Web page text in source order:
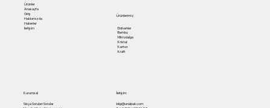
Ürünlerimiz
Eldivenler
Bambu
Mikrodalga
Kristal
Karton
Kraft
Ürünler
Anasayfa
Giriş
Hakkımızda
Haberler
İletişim
Kurumsal
Sıkça Sorulan Sorular
İletişim
bilgi@unalpak.com